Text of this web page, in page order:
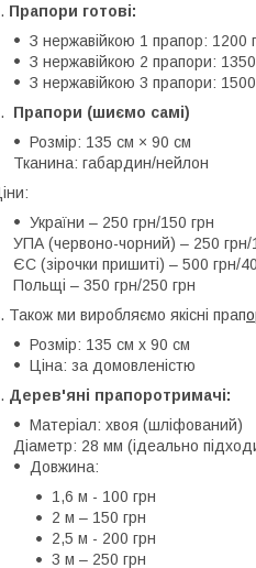
Прапори готові:
З нержавійкою 1 прапор: 1200
З нержавійкою 2 прапори:
З нержавійкою 3 прапори:
Прапори (шиємо самі)
Розмір: 135 см × 90 см
Тканина: габардин/нейлон
України – 250 грн/150 грн
УПА (червоно-чорний) – 250 грн/
ЄС (зірочки пришиті) – 500 грн/
Польщі – 350 грн/250 грн
Також ми виробляємо якісні прап
Розмір: 135 см х 90 см
Ціна: за домовленістю
Дерев'яні прапоротримачі:
Матеріал: хвоя (шліфований)
Діаметр: 28 мм (ідеально
Довжина:
1,6 м - 100 грн
2 м – 150 грн
2,5 м - 200 грн
3 м – 250 грн